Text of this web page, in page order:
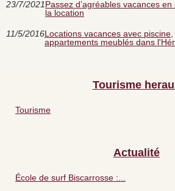
23/7/2021Passez d’agréables vacances
la location
11/5/2016Locations vacances avec piscine,
appartements meublés dans
Tourisme
Tourisme
Actualité
École de surf Biscarrosse :...